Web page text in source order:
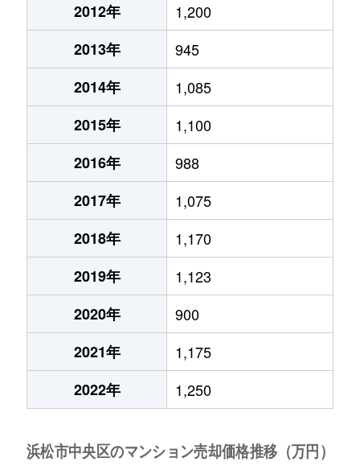
2012年
1,200
2013年
945
2014年
1,085
2015年
1,100
2016年
988
2017年
1,075
2018年
1,170
2019年
1,123
2020年
900
2021年
1,175
2022年
1,250